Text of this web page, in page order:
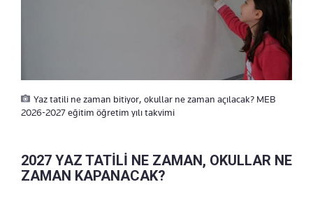
Yaz tatili ne zaman bitiyor, okullar ne zaman açılacak? MEB
2026-2027 eğitim öğretim yılı takvimi
2027 YAZ TATİLİ NE ZAMAN, OKULLAR NE
ZAMAN KAPANACAK?